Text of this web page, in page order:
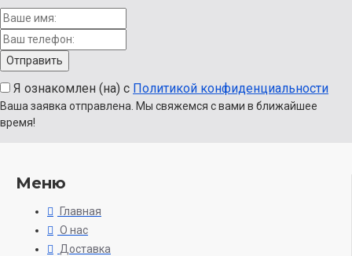
Я ознакомлен (на) с Политикой конфиденциальности
Ваша заявка отправлена. Мы свяжемся с вами в ближайшее
время!
Меню
Главная
О нас
Доставка